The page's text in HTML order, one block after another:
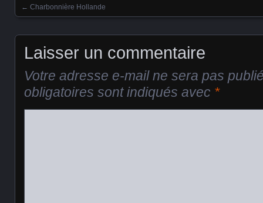
Posts navigation
← Charbonnière Hollande
Laisser un commentaire
Votre adresse e-mail ne sera pas
obligatoires sont indiqués avec *